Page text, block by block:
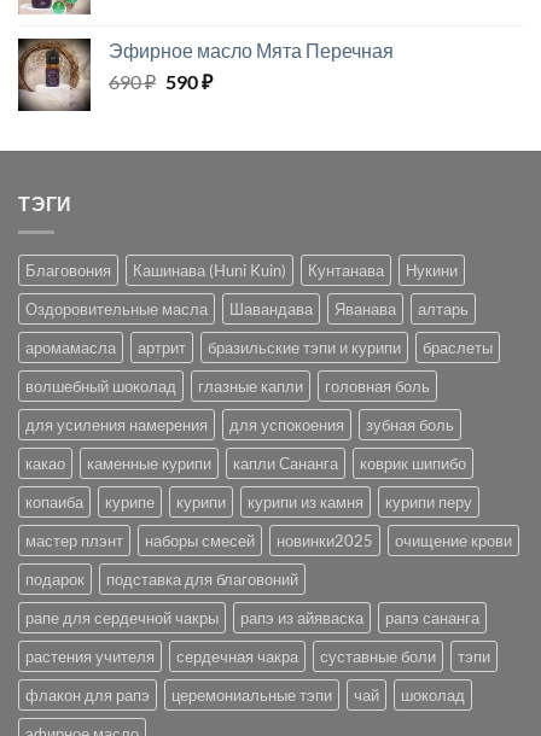
790 ₽.
Эфирное масло Мята Перечная
690₽ Первоначальная
690 ₽.
590₽Текущая
ТЭГИ
Благовония Кашинава (Huni Kuin) Кунтанава
Нукини
Оздоровительные масла
Шавандава Яванава
алтарь
аромамасла
артрит бразильские тэпи и курипи
браслеты
волшебный шоколад
глазные капли
головная боль
для усиления намерения
для успокоения
зубная боль
какао
каменные курипи капли Сананга
коврик шипибо
копаиба
курипе курипи курипи из камня
курипи перу
мастер плэнт
наборы смесей новинки2025
очищение крови
подарок
подставка для благовоний
рапе для сердечной чакры
рапэ из айяваска
рапэ сананга
растения учителя
сердечная чакра суставные боли
тэпи
флакон для рапэ
церемониальные тэпи чай
шоколад